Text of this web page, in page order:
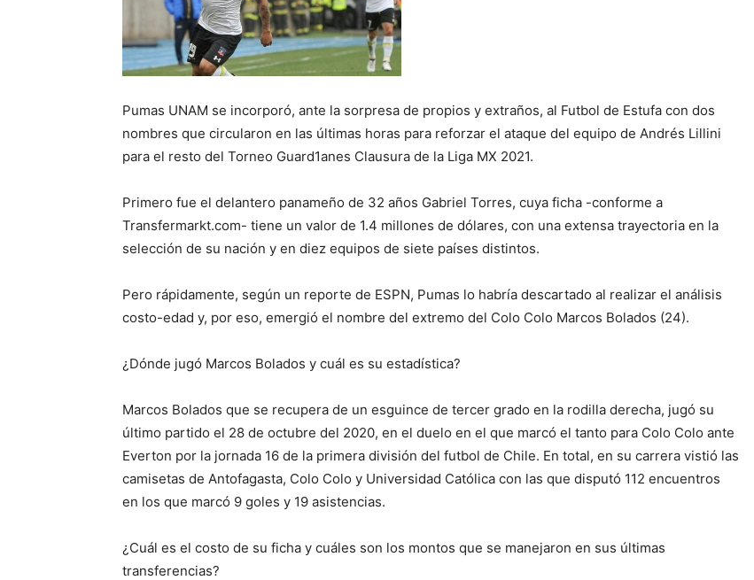
Pumas UNAM se incorporó, ante la sorpresa de propios y extraños, al Futbol de Estufa con dos
nombres que circularon en las últimas horas para reforzar el ataque del equipo de Andrés Lillini
para el resto del Torneo Guard1anes Clausura de la Liga MX 2021.
Primero fue el delantero panameño de 32 años Gabriel Torres, cuya ficha -conforme a
Transfermarkt.com- tiene un valor de 1.4 millones de dólares, con una extensa trayectoria en la
selección de su nación y en diez equipos de siete países distintos.
Pero rápidamente, según un reporte de ESPN, Pumas lo habría descartado al realizar el análisis
costo-edad y, por eso, emergió el nombre del extremo del Colo Colo Marcos Bolados (24).
¿Dónde jugó Marcos Bolados y cuál es su estadística?
Marcos Bolados que se recupera de un esguince de tercer grado en la rodilla derecha, jugó su
último partido el 28 de octubre del 2020, en el duelo en el que marcó el tanto para Colo Colo ante
Everton por la jornada 16 de la primera división del futbol de Chile. En total, en su carrera vistió las
camisetas de Antofagasta, Colo Colo y Universidad Católica con las que disputó 112 encuentros
en los que marcó 9 goles y 19 asistencias.
¿Cuál es el costo de su ficha y cuáles son los montos que se manejaron en sus últimas
transferencias?